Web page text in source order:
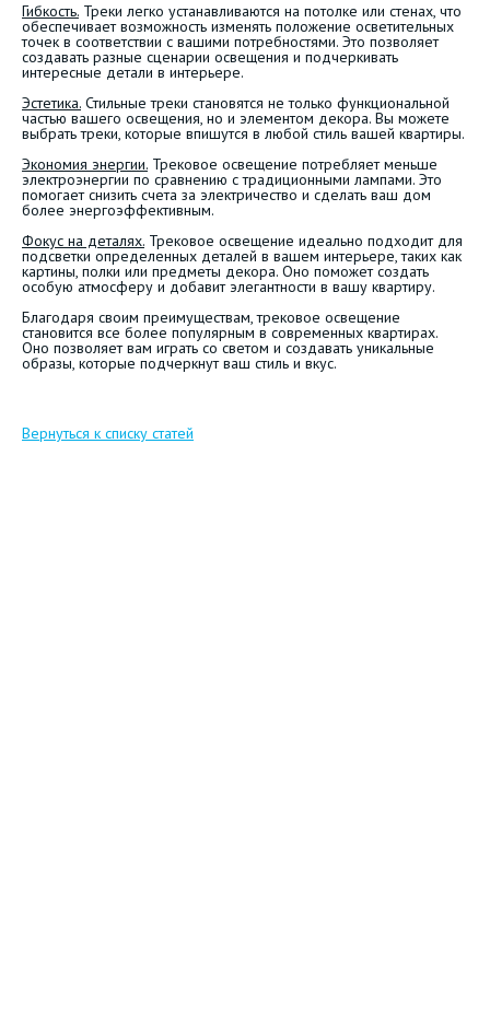
Гибкость. Треки легко устанавливаются на потолке или стенах, что
обеспечивает возможность изменять положение осветительных
точек в соответствии с вашими потребностями. Это позволяет
создавать разные сценарии освещения и подчеркивать
интересные детали в интерьере.
Эстетика. Стильные треки становятся не только функциональной
частью вашего освещения, но и элементом декора. Вы можете
выбрать треки, которые впишутся в любой стиль вашей квартиры.
Экономия энергии. Трековое освещение потребляет меньше
электроэнергии по сравнению с традиционными лампами. Это
помогает снизить счета за электричество и сделать ваш дом
более энергоэффективным.
Фокус на деталях. Трековое освещение идеально подходит для
подсветки определенных деталей в вашем интерьере, таких как
картины, полки или предметы декора. Оно поможет создать
особую атмосферу и добавит элегантности в вашу квартиру.
Благодаря своим преимуществам, трековое освещение
становится все более популярным в современных квартирах.
Оно позволяет вам играть со светом и создавать уникальные
образы, которые подчеркнут ваш стиль и вкус.
Вернуться к списку статей